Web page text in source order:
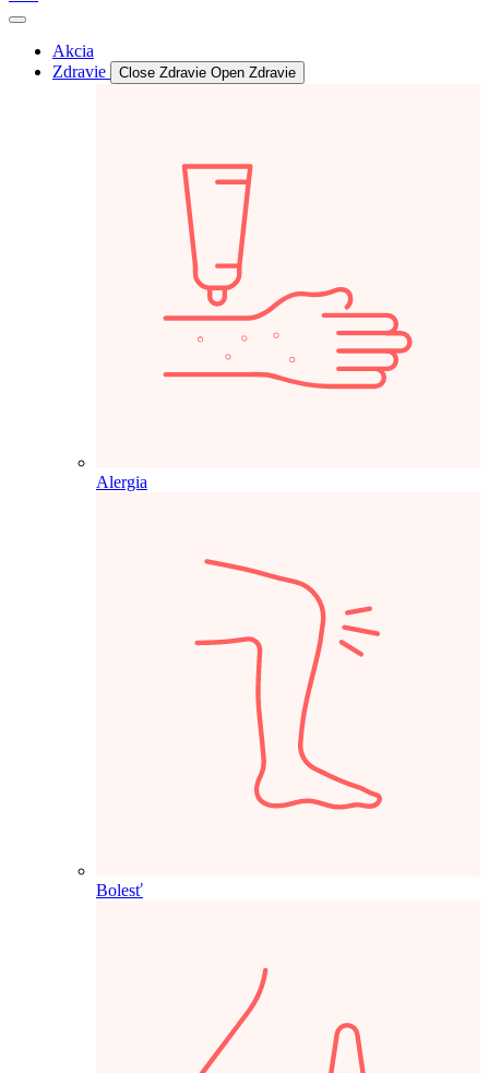
Akcia
Zdravie
Close Zdravie Open Zdravie
Alergia
Bolesť